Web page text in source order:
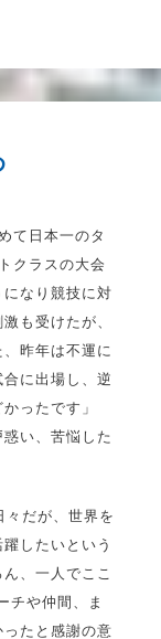
て日本一のタ
クラスの大会
なり競技に対
も受けたが、
昨年は不運に
に出場し、逆
ったです」
い、苦悩した
だが、世界を
したいという
、一人でここ
チや仲間、ま
たと感謝の意